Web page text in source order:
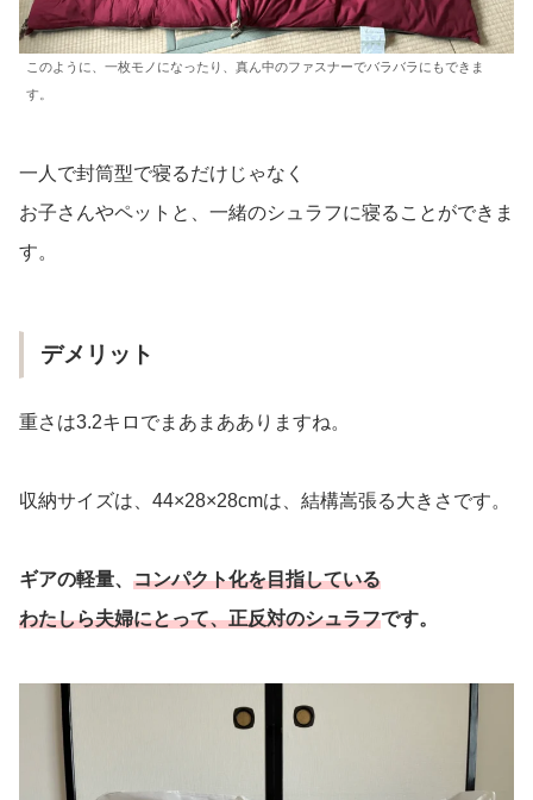
このように、一枚モノになったり、真ん中のファスナーでバラバラにもできま
す。
一人で封筒型で寝るだけじゃなく
お子さんやペットと、一緒のシュラフに寝ることができま
す。
デメリット
重さは3.2キロでまあまあありますね。
収納サイズは、44×28×28cmは、結構嵩張る大きさです。
ギアの軽量、 コンパクト化を目指している
わたしら夫婦にとって、正反対のシュラフです。